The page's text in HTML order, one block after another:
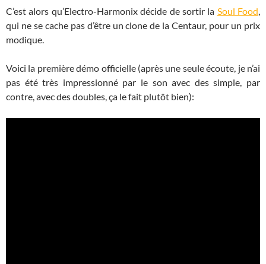
C’est alors qu’Electro-Harmonix décide de sortir la Soul Food,
qui ne se cache pas d’être un clone de la Centaur, pour un prix
modique.
Voici la première démo officielle (après une seule écoute, je n’ai
pas été très impressionné par le son avec des simple, par
contre, avec des doubles, ça le fait plutôt bien):